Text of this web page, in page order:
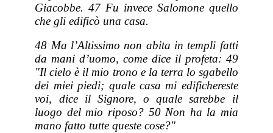
Giacobbe. 47 Fu invece Salomone quello
che gli edificò una casa.
48 Ma l’Altissimo non abita in templi fatti
da mani d’uomo, come dice il profeta: 49
"Il cielo è il mio trono e la terra lo sgabello
dei miei piedi; quale casa mi edifichereste
voi, dice il Signore, o quale sarebbe il
luogo del mio riposo? 50 Non ha la mia
mano fatto tutte queste cose?"